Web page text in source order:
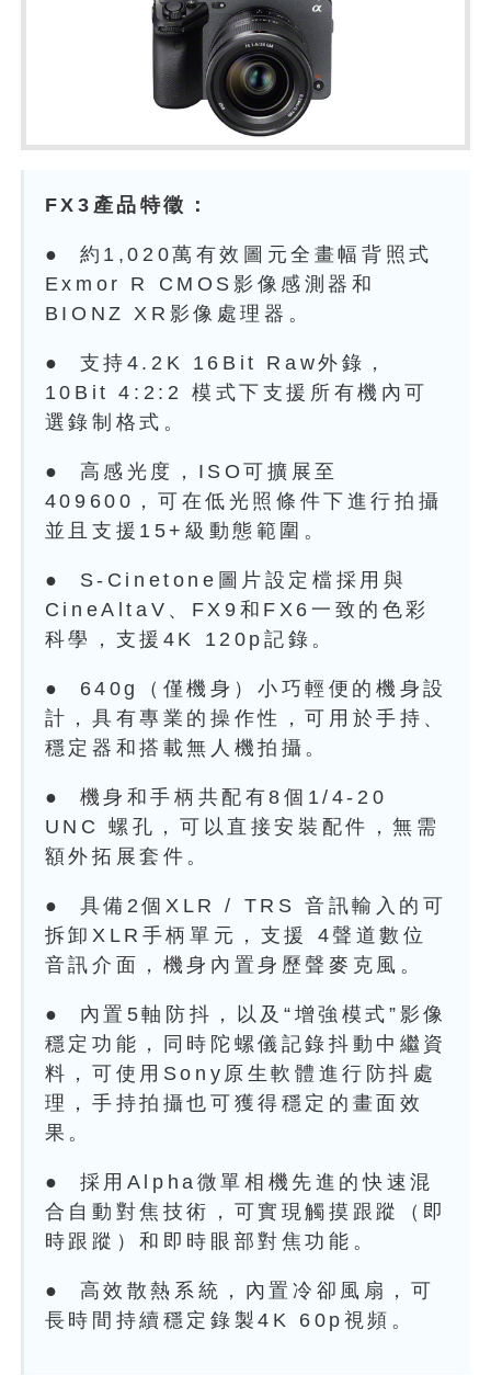
FX3 產品特徵：
● 約1,020萬有效圖元全畫幅背照式
Exmor R CMOS影像感測器和
BIONZ XR影像處理器。
● 支持4.2K 16Bit Raw外錄，
10Bit 4:2:2 模式下支援所有機內可
選錄制格式。
● 高感光度，ISO可擴展至
409600，可在低光照條件下進行拍攝
並且支援15+級動態範圍。
● S-Cinetone圖片設定檔採用與
CineAltaV、FX9和FX6一致的色彩
科學，支援4K 120p記錄。
● 640g（僅機身）小巧輕便的機身設
計，具有專業的操作性，可用於手持、
穩定器和搭載無人機拍攝。
● 機身和手柄共配有8個1/4-20
UNC 螺孔，可以直接安裝配件，無需
額外拓展套件。
● 具備2個XLR / TRS 音訊輸入的可
拆卸XLR手柄單元，支援 4聲道數位
音訊介面，機身內置身歷聲麥克風。
● 內置5軸防抖，以及“增強模式”影像
穩定功能，同時陀螺儀記錄抖動中繼資
料，可使用Sony原生軟體進行防抖處
理，手持拍攝也可獲得穩定的畫面效
果。
● 採用Alpha微單相機先進的快速混
合自動對焦技術，可實現觸摸跟蹤（即
時跟蹤）和即時眼部對焦功能。
● 高效散熱系統，內置冷卻風扇，可
長時間持續穩定錄製4K 60p視頻。